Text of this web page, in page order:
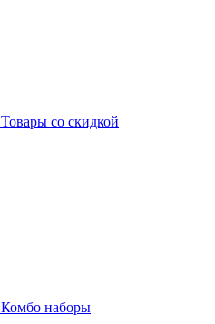
Товары со скидкой
Комбо наборы